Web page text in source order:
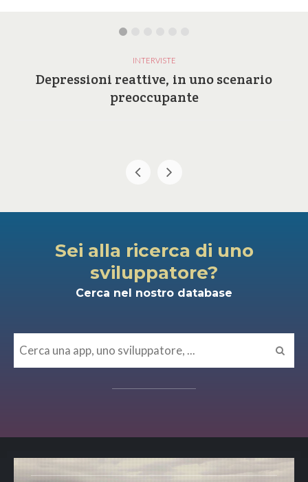
INTERVISTE
Depressioni reattive, in uno scenario
preoccupante
Sei alla ricerca di uno
sviluppatore?
Cerca nel nostro database